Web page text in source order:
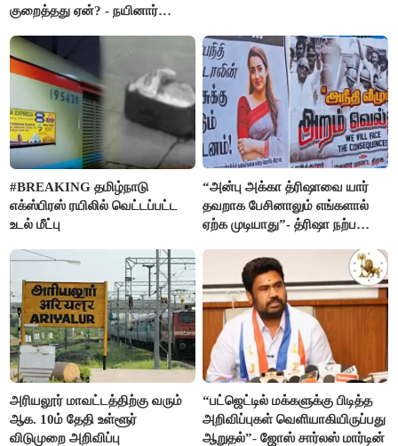
குறைத்தது ஏன்? - நயினார்
#BREAKING தமிழ்நாடு
எக்ஸ்பிரஸ் ரயிலில் வெட்டப்பட்ட
உடல் மீட்பு
“அன்பு அக்கா த்ரிஷாவை யார்
தவறாக பேசினாலும் எங்களால்
ஏற்க முடியாது”- த்ரிஷா நற்பணி
அரியலூர் மாவட்டத்திற்கு வரும்
ஆக. 10ம் தேதி உள்ளூர்
விடுமுறை அறிவிப்பு
“பட்ஜெட்டில் மக்களுக்கு பிடித்த
அறிவிப்புகள் வெளியாகியிருப்பது
ஆறுதல்”- ஜோஸ் சார்லஸ் மார்டின்